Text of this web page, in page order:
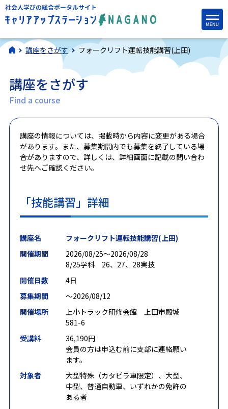
講座をさがす フォークリフト運転技能講習(上田)
講座をさがす
Find a course
講座の情報については、掲載時から内容に変更がある場合
があります。また、募集期間内でも募集を終了している場
合がありますので、詳しくは、詳細画面に記載の問い合わ
せ先へご確認ください。
「技能講習」詳細
講座名
フォークリフト運転技能講習(上田)
開催期間
2026/08/25〜2026/08/28
8/25学科 26、27、28実技
開催日数
4日
募集期間
〜2026/08/12
開催場所
上小トラック研修会館 上田市殿城
581-6
受講料
36,190円
会員の方は申込む前に支部に連絡願い
ます。
対象者
大型特殊（カタピラ車限定）、大型、
中型、普通自動車、いずれかの免許の
ある者